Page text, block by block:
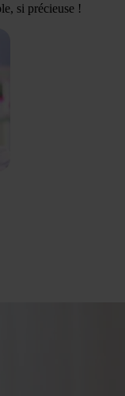
si précieuse !